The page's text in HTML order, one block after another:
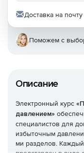
Описание
Электронный курс
давлением»
специалистов для
избыточным
ми разделов.
Доставка на
Поможем с